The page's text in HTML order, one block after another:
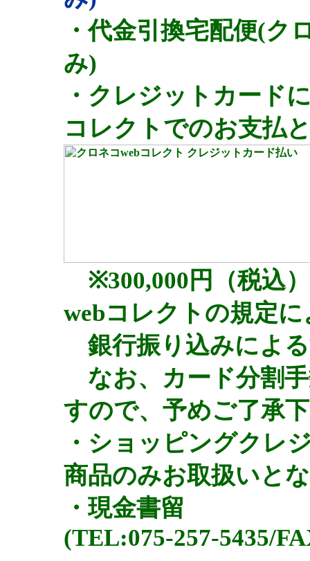
・代金引換宅配便(ク
み)
・クレジットカード
コレクトでのお支払
※300,000円（税込
webコレクトの規定
銀行振り込みによ
なお、カード分割
すので、予めご了承
・ショッピングク
商品のみお取扱いと
・現金書留
(TEL:075-257-5435/